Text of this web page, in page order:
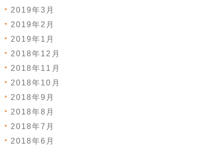
2019年3月
2019年2月
2019年1月
2018年12月
2018年11月
2018年10月
2018年9月
2018年8月
2018年7月
2018年6月